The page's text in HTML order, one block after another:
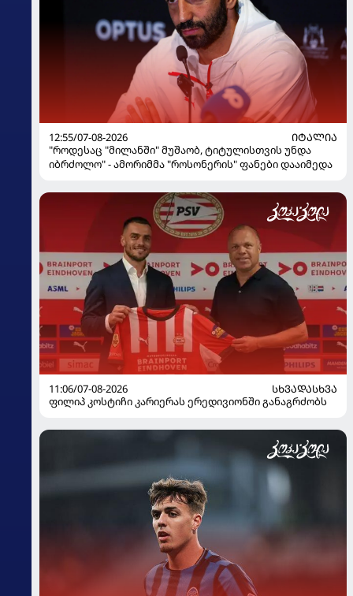
12:55/07-08-2026
ᲘᲢᲐᲚᲘᲐ
"როდესაც "მილანში" მუშაობ, ტიტულისთვის უნდა
იბრძოლო" - ამორიმმა "როსონერის" ფანები დააიმედა
11:06/07-08-2026
ᲡᲮᲕᲐᲓᲐᲡᲮᲕᲐ
ფილიპ კოსტიჩი კარიერას ერედივიონში განაგრძობს